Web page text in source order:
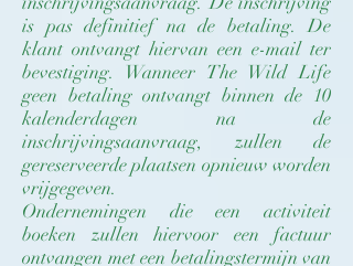
is pas definitief na de betaling. De
klant ontvangt hiervan een e-mail ter
bevestiging. Wanneer The Wild Life
geen betaling ontvangt binnen de 10
kalenderdagen na de
inschrijvingsaanvraag, zullen de
gereserveerde plaatsen opnieuw worden
vrijgegeven.
Ondernemingen die een activiteit
boeken zullen hiervoor een factuur
ontvangen met een betalingstermijn van